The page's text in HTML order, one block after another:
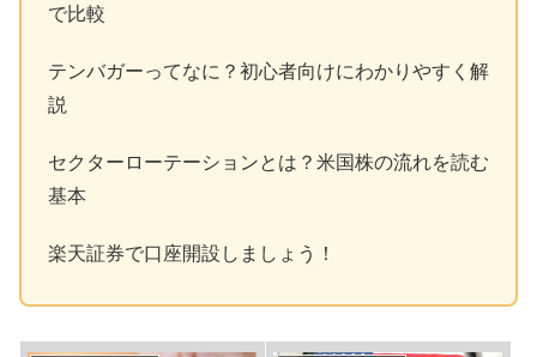
で比較
テンバガーってなに？初心者向けにわかりやすく解
説
セクターローテーションとは？米国株の流れを読む
基本
楽天証券で口座開設しましょう！